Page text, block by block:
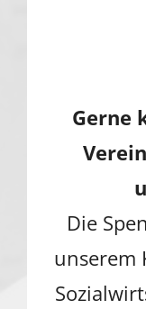
Gerne
Die
unserem